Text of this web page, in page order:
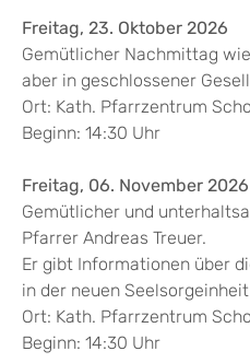
Freitag, 23. Oktober 2026
Gemütlicher Nachmittag
aber in geschlossener
Ort: Kath. Pfarrzentrum
Beginn: 14:30 Uhr
Freitag, 06. November 2026
Gemütlicher und
Pfarrer Andreas Treuer.
Er gibt Informationen über
in der neuen
Ort: Kath. Pfarrzentrum
Beginn: 14:30 Uhr